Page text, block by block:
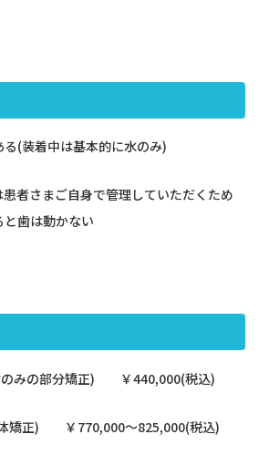
る(装着中は基本的に水のみ)
患者さまご自身で管理していただくため
歯は動かない
のみの部分矯正) ￥440,000(税込)
体矯正) ￥770,000～825,000(税込)